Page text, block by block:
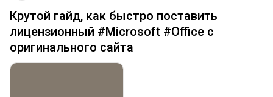
Крутой гайд, как быстро поставить
лицензионный #Microsoft #Office с
оригинального сайта